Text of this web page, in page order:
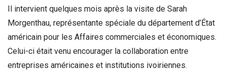
Il intervient quelques mois après la visite de Sarah
Morgenthau, représentante spéciale du département d’État
américain pour les Affaires commerciales et économiques.
Celui-ci était venu encourager la collaboration entre
entreprises américaines et institutions ivoiriennes.